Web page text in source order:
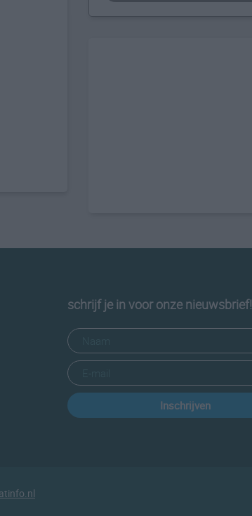
schrijf je in voor onze nieuwsbrief!
Inschrijven